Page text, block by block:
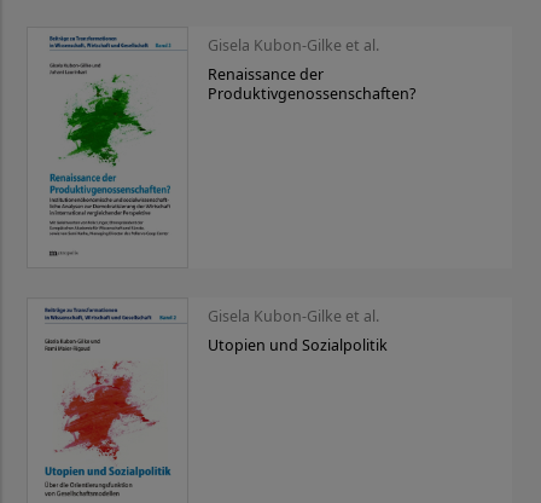
Gisela Kubon-Gilke et al.
Renaissance der
Produktivgenossenschaften?
Gisela Kubon-Gilke et al.
Utopien und Sozialpolitik